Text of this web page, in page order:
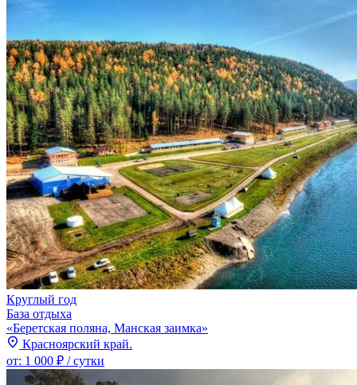
Круглый год
База отдыха
«Беретская поляна, Манская заимка»
Красноярский край.
от: 1 000 ₽ / сутки